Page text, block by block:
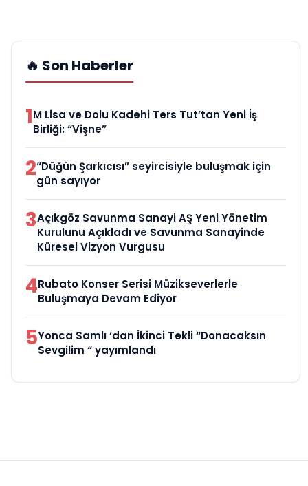
🔥 Son Haberler
1M Lisa ve Dolu Kadehi Ters Tut’tan Yeni İş
Birliği: “Vişne”
2“Düğün Şarkıcısı” seyircisiyle buluşmak için
gün sayıyor
3Açıkgöz Savunma Sanayi AŞ Yeni Yönetim
Kurulunu Açıkladı ve Savunma Sanayinde
Küresel Vizyon Vurgusu
4Rubato Konser Serisi Müzikseverlerle
Buluşmaya Devam Ediyor
5Yonca Samlı ‘dan İkinci Tekli “Donacaksın
Sevgilim “ yayımlandı